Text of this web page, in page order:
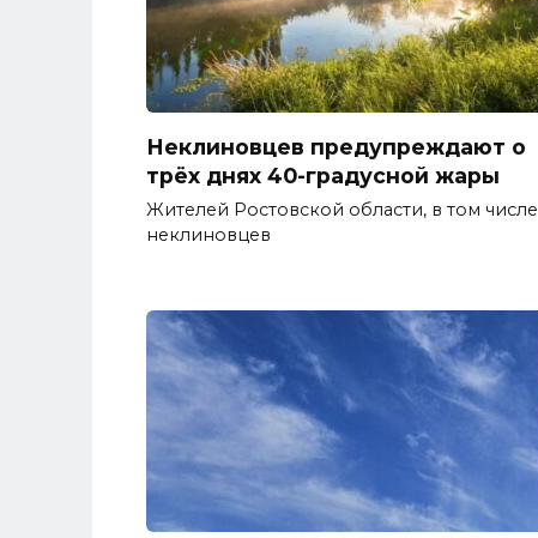
Неклиновцев предупреждают о
трёх днях 40-градусной жары
Жителей Ростовской области, в том числе
неклиновцев